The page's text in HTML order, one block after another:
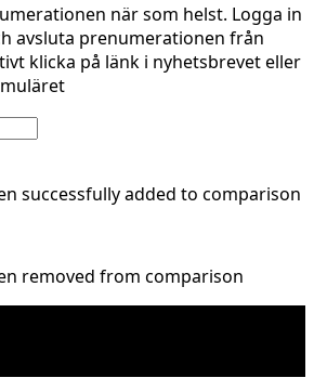
när som helst. Logga in
avsluta prenumerationen från
klicka på länk i nyhetsbrevet eller
successfully added to comparison
removed from comparison